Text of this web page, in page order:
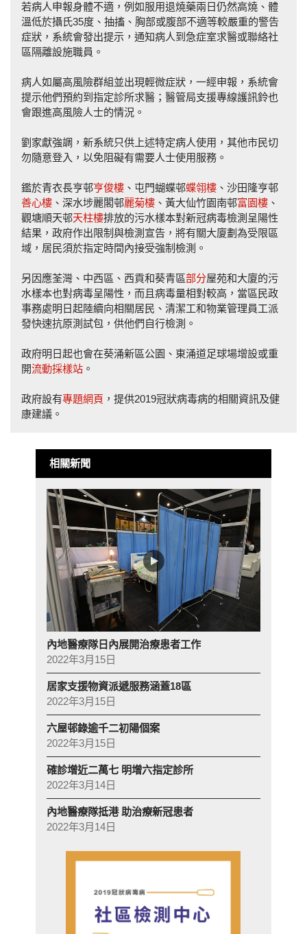
若病人申報身體不適，例如服用退燒藥兩日仍然高燒、體
溫低於攝氏35度、抽搐、胸部或腹部不適等較嚴重的警告
症狀，系統會發出提示，通知病人到急症室求醫或聯絡社
區隔離設施職員。
病人如屬高風險群組並出現輕微症狀，一經申報，系統會
提示他們預約到指定診所求醫；醫管局支援專線護訊鈴也
會跟進高風險人士的情況。
劉家獻強調，新系統只供上述特定病人使用，其他市民切
勿隨意登入，以免阻礙有需要人士使用服務。
鑑於青衣長亨邨亨俊樓 、屯門蝴蝶邨蝶翎樓 、沙田隆亨邨
善心樓 、深水埗麗閣邨麗菊樓 、黃大仙竹園南邨富園樓 、
觀塘順天邨天柱樓排放的污水樣本對新冠病毒檢測呈陽性
結果，政府作出限制與檢測宣告，將有關大廈劃為受限區
域，居民須於指定時間內接受強制檢測。
另因應荃灣、中西區、西貢和葵青區部分屋苑和大廈的污
水樣本也對病毒呈陽性，而且病毒量相對較高，當區民政
事務處明日起陸續向相關居民、清潔工和物業管理員工派
發快速抗原測試包，供他們自行檢測。
政府明日起也會在葵涌新區公園、東涌道足球場增設或重
開流動採樣站 。
政府設有專題網頁 ，提供2019冠狀病毒病的相關資訊及健
康建議。
相關新聞
內地醫療隊日內展開治療患者工作
2022年3月15日
居家支援物資派遞服務涵蓋18區
2022年3月15日
六屋邨錄逾千二初陽個案
2022年3月15日
確診增近二萬七 明增六指定診所
2022年3月14日
內地醫療隊抵港 助治療新冠患者
2022年3月14日